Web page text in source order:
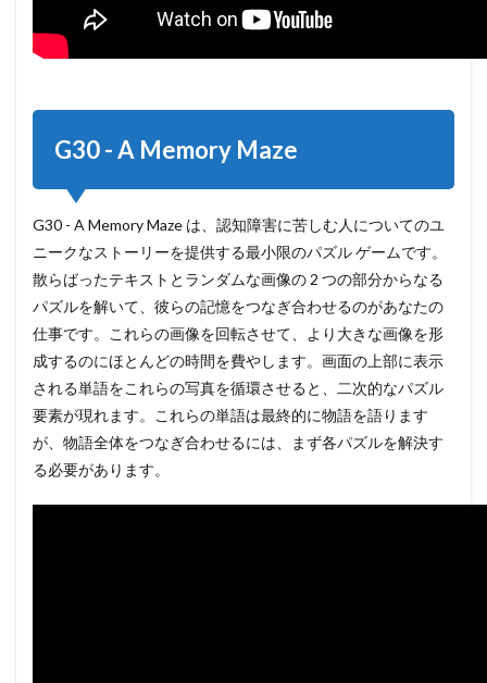
G30 - A Memory Maze
G30 - A Memory Maze は、認知障害に苦しむ人についてのユ
ニークなストーリーを提供する最小限のパズル ゲームです。
散らばったテキストとランダムな画像の 2 つの部分からなる
パズルを解いて、彼らの記憶をつなぎ合わせるのがあなたの
仕事です。これらの画像を回転させて、より大きな画像を形
成するのにほとんどの時間を費やします。画面の上部に表示
される単語をこれらの写真を循環させると、二次的なパズル
要素が現れます。これらの単語は最終的に物語を語ります
が、物語全体をつなぎ合わせるには、まず各パズルを解決す
る必要があります。